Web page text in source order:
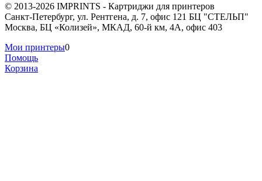
© 2013-2026 IMPRINTS - Картриджи для принтеров
Санкт-Петербург, ул. Рентгена, д. 7, офис 121 БЦ "СТЕЛЬП"
Москва, БЦ «Колизей», МКАД, 60-й км, 4А, офис 403
Мои принтеры0
Помощь
Корзина